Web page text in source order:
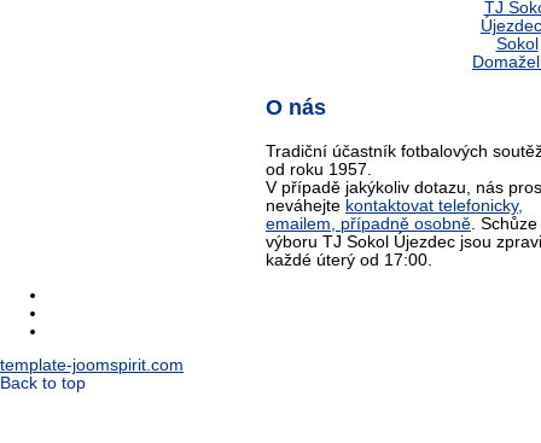
O nás
Tradiční účastník fotbalových
od roku 1957.
V případě jakýkoliv dotazu, nás
neváhejte kontaktovat telefonicky,
emailem, případně osobně. Schůze
výboru TJ Sokol Újezdec jsou
každé úterý od 17:00.
template-joomspirit.com
Back to top